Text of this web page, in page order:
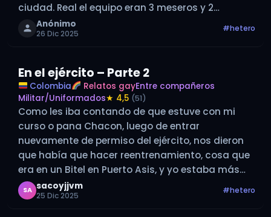
ciudad. Real el equipo eran 3 meseros y 2
cocineros. Muy…
Anónimo
26 Dic 2025
#hetero
En el ejército – Parte 2
Colombia Relatos gayEntre compañeros
Militar/Uniformados★ 4,5 (51)
Como les iba contando de que estuve con mi
curso o pana Chacon, luego de entrar
nuevamente de permiso del ejército, nos dieron
que había que hacer reentrenamiento, cosa que
era en un Bitel en Puerto Asis, y yo estaba más
alejado de Chacón trataba de no encontrármelo
porque sinceramente…
SA sacoyjjvm
25 Dic 2025
#hetero